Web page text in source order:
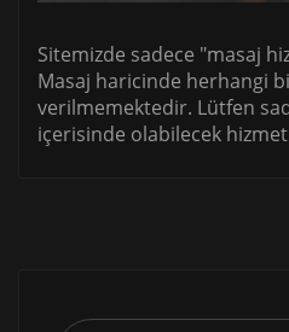
Sitemizde sadece "masaj
Masaj haricinde herhangi
verilmemektedir. Lütfen
içerisinde olabilecek